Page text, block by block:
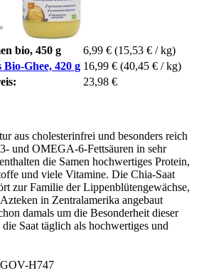
bio, 450 g 6,99 € (15,53 € / kg)
Ghee, 420 g 16,99 € (40,45 € / kg)
23,98 €
aus cholesterinfrei und besonders reich
und OMEGA-6-Fettsäuren in sehr
die Samen hochwertiges Protein,
und viele Vitamine. Die Chia-Saat
zur Familie der Lippenblütengewächse,
in Zentralamerika angebaut
damals um die Besonderheit dieser
Saat täglich als hochwertiges und
GOV-H747